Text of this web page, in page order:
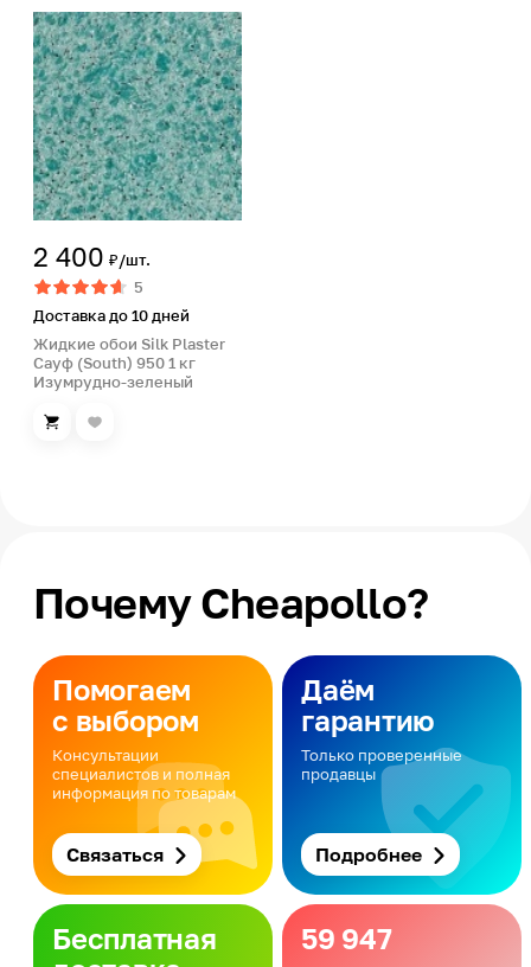
2 400 ₽/шт.
5
Доставка до 10 дней
Жидкие обои Silk Plaster
Сауф (South) 950 1 кг
Изумрудно-зеленый
Почему Cheapollo?
Помогаем
с выбором
Консультации
специалистов и полная
информация по товарам
Связаться
Даём
гарантию
Только проверенные
продавцы
Подробнее
Бесплатная
59 947